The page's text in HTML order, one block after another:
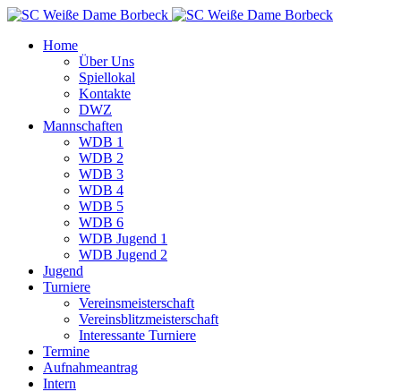
Home
Über Uns
Spiellokal
Kontakte
DWZ
Mannschaften
WDB 1
WDB 2
WDB 3
WDB 4
WDB 5
WDB 6
WDB Jugend 1
WDB Jugend 2
Jugend
Turniere
Vereinsmeisterschaft
Vereinsblitzmeisterschaft
Interessante Turniere
Termine
Aufnahmeantrag
Intern